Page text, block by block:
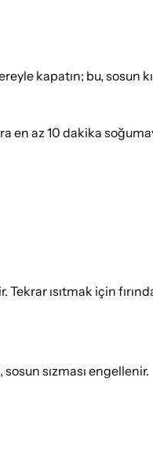
kapatın; bu, sosun
az 10 dakika
ısıtmak için
sızması engellenir.